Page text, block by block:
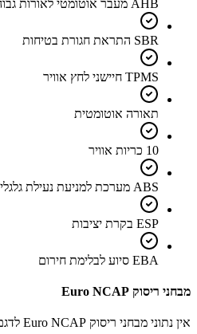
AHB מעבר אוטומטי לאורות גבוהים
SBR התראת חגורת בטיחות
TPMS חיישני לחץ אוויר
תאורה אוטומטית
10 כריות אוויר
ABS מערכת למניעת נעילת גלגלים
ESP בקרת יציבות
EBA סיוע לבלימת חירום
מבחני ריסוק Euro NCAP
אין נתוני מבחני ריסוק Euro NCAP לדגם זה